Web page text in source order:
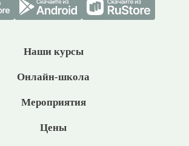
Наши курсы
Онлайн-школа
Мероприятия
Цены